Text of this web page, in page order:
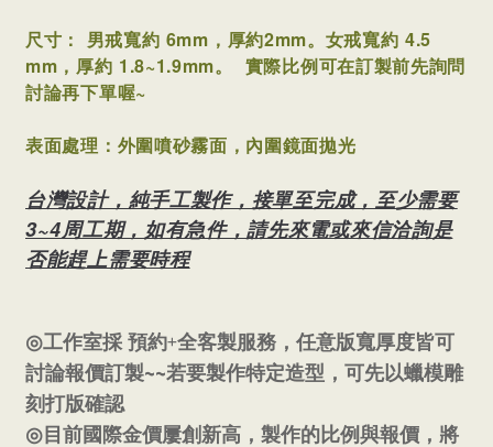
尺寸： 男戒寬約 6mm， 厚約2mm。 女戒寬約 4.5
mm，厚約 1.8~1.9mm。 實際比例可在訂製前先詢問
討論再下單喔~
表面處理：外圍噴砂霧面，內圍鏡面拋光
台灣設計，純手工製作，接單至完成，至少需要
3~4周工期，如有急件，請先來電或來信洽詢是
否能趕上需要時程
◎工作室採 預約+全客製服務，任意版寬厚度皆可
討論報價訂製~~若要製作特定造型，可先以蠟模雕
刻打版確認
◎ 目前國際金價屢創新高，製作的比例與報價，將